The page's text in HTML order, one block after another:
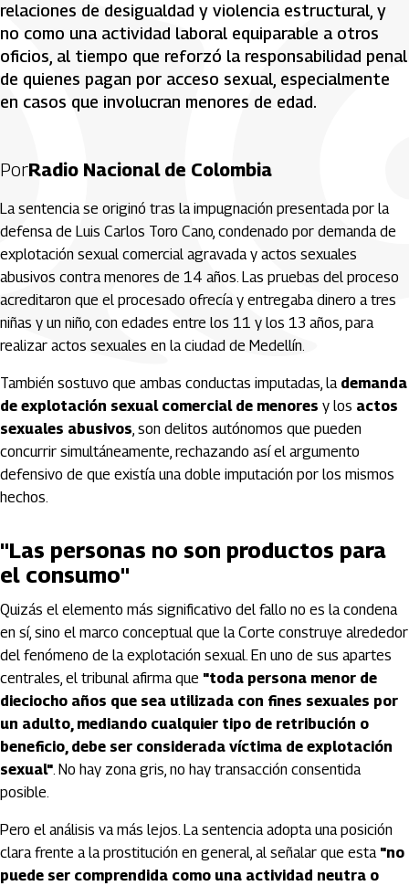
relaciones de desigualdad y violencia estructural, y
no como una actividad laboral equiparable a otros
oficios, al tiempo que reforzó la responsabilidad penal
de quienes pagan por acceso sexual, especialmente
en casos que involucran menores de edad.
PorRadio Nacional de Colombia
La sentencia se originó tras la impugnación presentada por la
defensa de Luis Carlos Toro Cano, condenado por demanda de
explotación sexual comercial agravada y actos sexuales
abusivos contra menores de 14 años. Las pruebas del proceso
acreditaron que el procesado ofrecía y entregaba dinero a tres
niñas y un niño, con edades entre los 11 y los 13 años, para
realizar actos sexuales en la ciudad de Medellín.
También sostuvo que ambas conductas imputadas, la demanda
de explotación sexual comercial de menores y los actos
sexuales abusivos, son delitos autónomos que pueden
concurrir simultáneamente, rechazando así el argumento
defensivo de que existía una doble imputación por los mismos
hechos.
"Las personas no son productos para
el consumo"
Quizás el elemento más significativo del fallo no es la condena
en sí, sino el marco conceptual que la Corte construye alrededor
del fenómeno de la explotación sexual. En uno de sus apartes
centrales, el tribunal afirma que "toda persona menor de
dieciocho años que sea utilizada con fines sexuales por
un adulto, mediando cualquier tipo de retribución o
beneficio, debe ser considerada víctima de explotación
sexual". No hay zona gris, no hay transacción consentida
posible.
Pero el análisis va más lejos. La sentencia adopta una posición
clara frente a la prostitución en general, al señalar que esta "no
puede ser comprendida como una actividad neutra o